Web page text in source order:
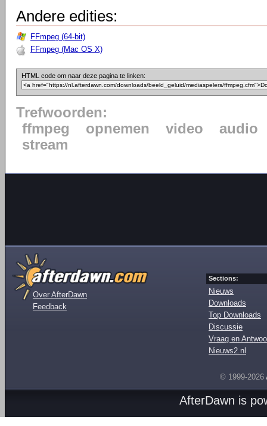
Andere edities:
FFmpeg (64-bit)
FFmpeg (Mac OS X)
HTML code om naar deze pagina te linken:
Trefwoorden:
ffmpeg
opnemen video
audio
stream
Over AfterDawn
Feedback
Sections:
Nieuws
Downloads
Top Downloads
Discussie
Vraag en
Nieuws2.nl
© 1999-2026
AfterDawn is